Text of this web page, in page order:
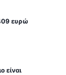
ευρώ
είναι